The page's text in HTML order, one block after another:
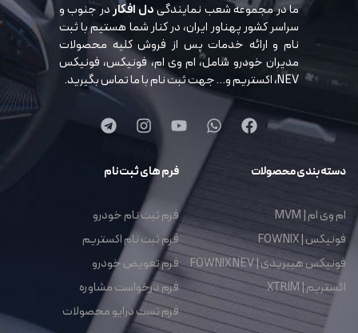
ما در مجموعه شعب نمایندگیدل افکاردر جنوب و
سراسر کشور پهناور ایران، در کنار شما هستیم با ثبت
نام و ارائه خدمات پس از فروش کلیه محصولات
مدیران خودرو شامل، ام وی ام، فونیکس، فونیکس
NEV، اکستریم و… جهت ثبت نام با ما تماس بگیرید.
دسته بندی محصولات
ام وی ام | MVM
فونیکس | FOWNIX
فونیکس هیبریدی | FOWNIX NEV
اکستریم | XTRIM
فرم های ثبت نام
فرم ثبت نام خودرو
فرم ثبت نام اکستریم
فرم تعویض خودرو
فرم درخواست مشاوره
فرم تست درایو محصولات